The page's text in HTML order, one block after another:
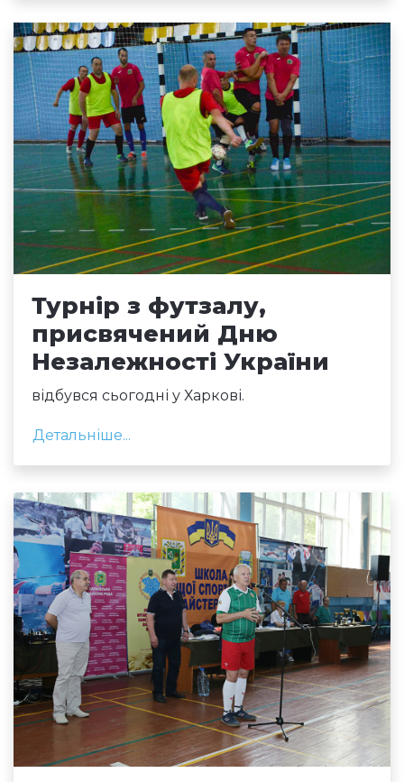
Турнір з футзалу,
присвячений Дню
Незалежності України
відбувся сьогодні у Харкові.
Детальніше...